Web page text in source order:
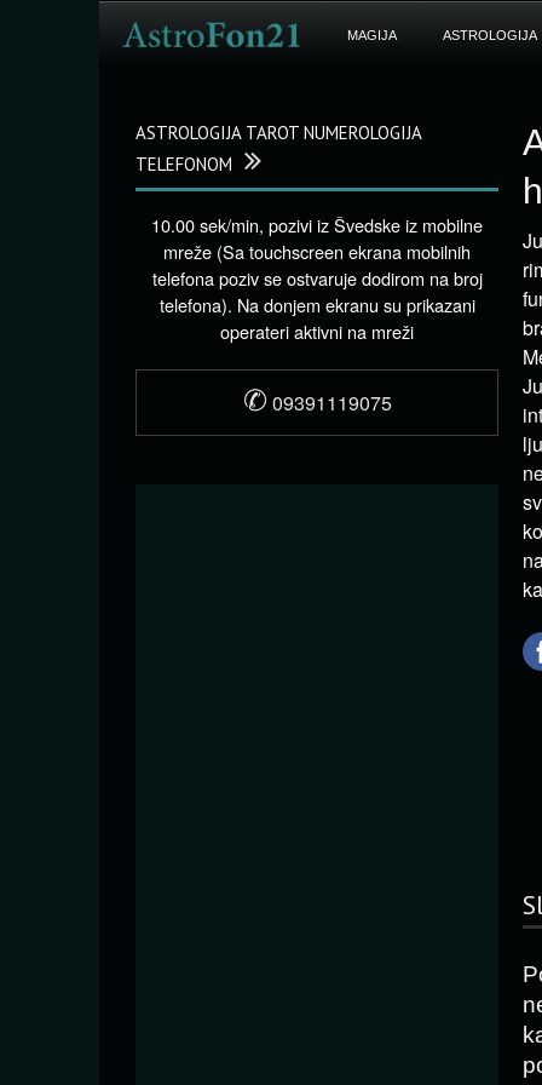
MAGIJA ASTROLOGIJA
ASTROLOGIJA TAROT NUMEROLOGIJA
TELEFONOM
10.00 sek/min, pozivi iz Švedske iz mobilne
mreže (Sa touchscreen ekrana mobilnih
telefona poziv se ostvaruje dodirom na broj
telefona). Na donjem ekranu su prikazani
operateri aktivni na mreži
✆ 09391119075